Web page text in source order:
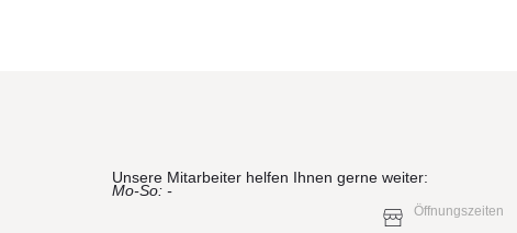
Unsere Mitarbeiter helfen Ihnen gerne weiter:
Mo-So: -
Öffnungszeiten